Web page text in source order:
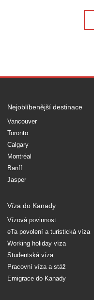
Nejoblíbenější destinace
Vancouver
Toronto
Calgary
Montréal
Banff
Jasper
Víza do Kanady
Vízová povinnost
eTa povolení a turistická víza
Working holiday víza
Studentská víza
Pracovní víza a stáž
Emigrace do Kanady